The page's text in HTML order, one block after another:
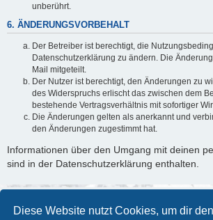
Diese Website nutzt Cookies, um dir den
unberührt.
6. ÄNDERUNGSVORBEHALT
Der Betreiber ist berechtigt, die
Datenschutzerklärung zu ändern. Die
Mail mitgeteilt.
Der Nutzer ist berechtigt, den Änderungen zu
des Widerspruchs erlischt das zwischen dem
bestehende Vertragsverhältnis mit sofortiger
Die Änderungen gelten als anerkannt und
den Änderungen zugestimmt hat.
Informationen über den Umgang mit deinen
sind in der Datenschutzerklärung enthalten.